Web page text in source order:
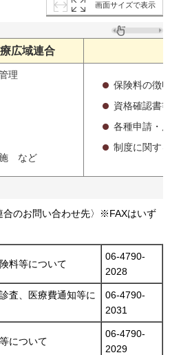
画面サイズで表示
広域連合
理
施 など
保険料の徴
資格確認書
各種申請・
制度に関
合のお問い合わせ先〉※FAXはいず
料等について
06-4790-
2028
査、医療費通知等に
06-4790-
2031
について
06-4790-
2029